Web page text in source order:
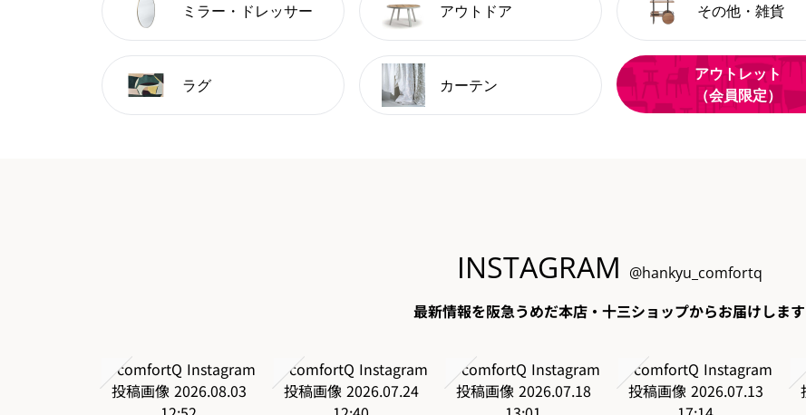
ミラー・ドレッサー アウトドア その他・雑貨
ラグ カーテン
アウトレット
（会員限定）
INSTAGRAM @hankyu_comfortq
最新情報を阪急うめだ本店・十三ショップからお届けします